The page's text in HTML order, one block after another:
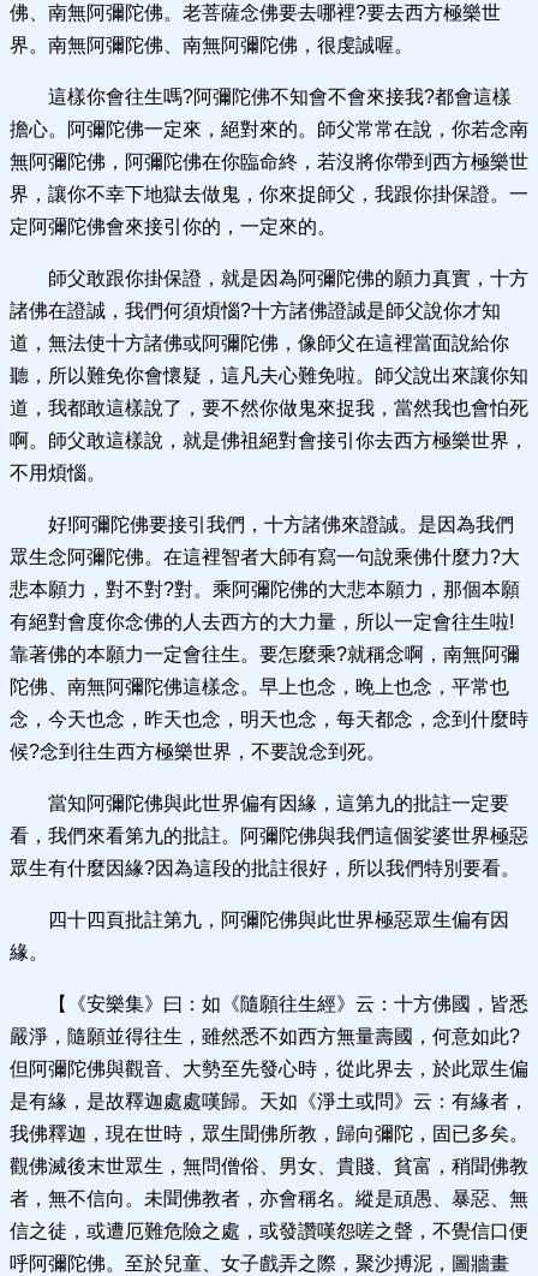
佛、南無阿彌陀佛。老菩薩念佛要去哪裡?要去西方極樂世
界。南無阿彌陀佛、南無阿彌陀佛，很虔誠喔。
這樣你會往生嗎?阿彌陀佛不知會不會來接我?都會這樣
擔心。阿彌陀佛一定來，絕對來的。師父常常在說，你若念南
無阿彌陀佛，阿彌陀佛在你臨命終，若沒將你帶到西方極樂世
界，讓你不幸下地獄去做鬼，你來捉師父，我跟你掛保證。一
定阿彌陀佛會來接引你的，一定來的。
師父敢跟你掛保證，就是因為阿彌陀佛的願力真實，十方
諸佛在證誠，我們何須煩惱?十方諸佛證誠是師父說你才知
道，無法使十方諸佛或阿彌陀佛，像師父在這裡當面說給你
聽，所以難免你會懷疑，這凡夫心難免啦。師父說出來讓你知
道，我都敢這樣說了，要不然你做鬼來捉我，當然我也會怕死
啊。師父敢這樣說，就是佛祖絕對會接引你去西方極樂世界，
不用煩惱。
好!阿彌陀佛要接引我們，十方諸佛來證誠。是因為我們
眾生念阿彌陀佛。在這裡智者大師有寫一句說乘佛什麼力?大
悲本願力，對不對?對。乘阿彌陀佛的大悲本願力，那個本願
有絕對會度你念佛的人去西方的大力量，所以一定會往生啦!
靠著佛的本願力一定會往生。要怎麼乘?就稱念啊，南無阿彌
陀佛、南無阿彌陀佛這樣念。早上也念，晚上也念，平常也
念，今天也念，昨天也念，明天也念，每天都念，念到什麼時
候?念到往生西方極樂世界，不要說念到死。
當知阿彌陀佛與此世界偏有因緣，這第九的批註一定要
看，我們來看第九的批註。阿彌陀佛與我們這個娑婆世界極惡
眾生有什麼因緣?因為這段的批註很好，所以我們特別要看。
四十四頁批註第九，阿彌陀佛與此世界極惡眾生偏有因
緣。
【《安樂集》曰：如《隨願往生經》云：十方佛國，皆悉
嚴淨，隨願並得往生，雖然悉不如西方無量壽國，何意如此?
但阿彌陀佛與觀音、大勢至先發心時，從此界去，於此眾生偏
是有緣，是故釋迦處處嘆歸。天如《淨土或問》云：有緣者，
我佛釋迦，現在世時，眾生聞佛所教，歸向彌陀，固已多矣。
觀佛滅後末世眾生，無問僧俗、男女、貴賤、貧富，稍聞佛教
者，無不信向。未聞佛教者，亦會稱名。縱是頑愚、暴惡、無
信之徒，或遭厄難危險之處，或發讚嘆怨嗟之聲，不覺信口便
呼阿彌陀佛。至於兒童、女子戲弄之際，聚沙搏泥，圖牆畫